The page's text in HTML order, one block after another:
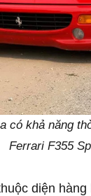
có khả năng
Ferrari F355
diện